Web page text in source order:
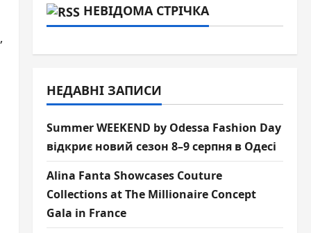
НЕВІДОМА СТРІЧКА
НЕДАВНІ ЗАПИСИ
Summer WEEKEND by Odessa Fashion Day
відкриє новий сезон 8–9 серпня в Одесі
Alina Fanta Showcases Couture
Collections at The Millionaire Concept
Gala in France